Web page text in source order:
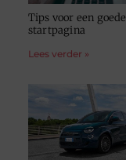
Tips voor een goede
startpagina
Lees verder »